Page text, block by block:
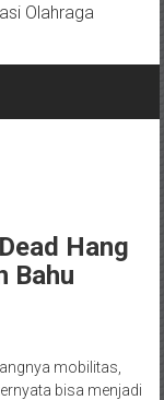
Olahraga
Hang
Bahu
mobilitas,
bisa menjadi